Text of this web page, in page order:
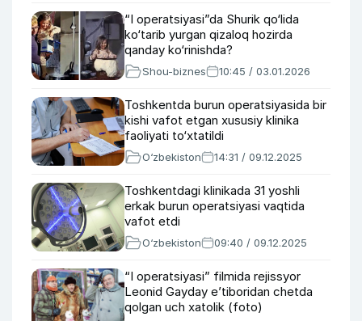
“I operatsiyasi”da Shurik qo‘lida
ko‘tarib yurgan qizaloq hozirda
qanday ko‘rinishda?
Shou-biznes 10:45 / 03.01.2026
Toshkentda burun operatsiyasida bir
kishi vafot etgan xususiy klinika
faoliyati to‘xtatildi
O‘zbekiston 14:31 / 09.12.2025
Toshkentdagi klinikada 31 yoshli
erkak burun operatsiyasi vaqtida
vafot etdi
O‘zbekiston 09:40 / 09.12.2025
“I operatsiyasi” filmida rejissyor
Leonid Gayday e’tiboridan chetda
qolgan uch xatolik (foto)